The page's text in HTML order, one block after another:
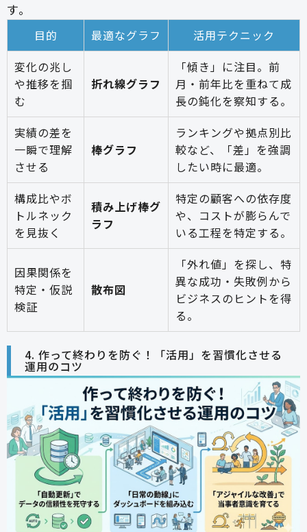
す。
目的 最適なグラフ
活用テクニック
変化の兆し
や推移を掴
む
折れ線グラフ
「傾き」に注目。前
月・前年比を重ねて成
長の鈍化を察知する。
実績の差を
一瞬で理解
させる
棒グラフ
ランキングや拠点別比
較など、「差」を強調
したい時に最適。
構成比やボ
トルネック
を見抜く
積み上げ棒グ
ラフ
特定の顧客への依存度
や、コストが膨らんで
いる工程を特定する。
因果関係を
特定・仮説
検証
散布図
「外れ値」を探し、特
異な成功・失敗例から
ビジネスのヒントを得
る。
4. 作って終わりを防ぐ！「活用」を習慣化させる
運用のコツ